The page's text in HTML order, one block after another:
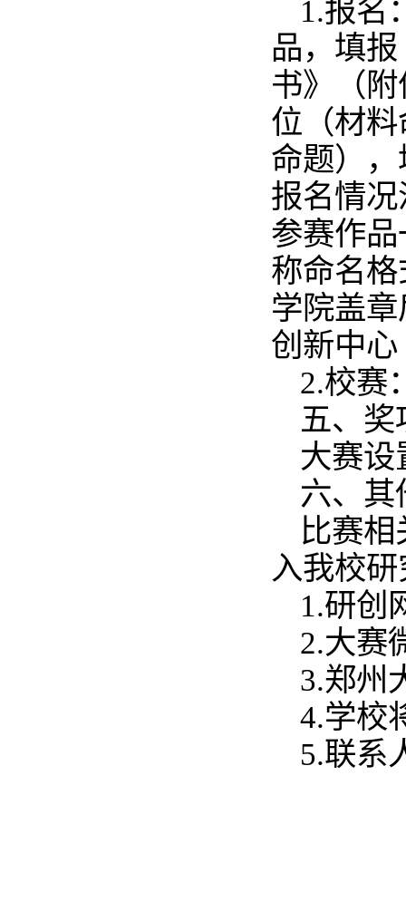
1.报名
品，填
书》（
位（材
命题）
报名情
参赛作品
称命名
学院盖
创新中
2.校赛
五、奖
大赛设
六、其
比赛
入我校
1.研创
2.大赛
3.郑州
4.学校
5.联系